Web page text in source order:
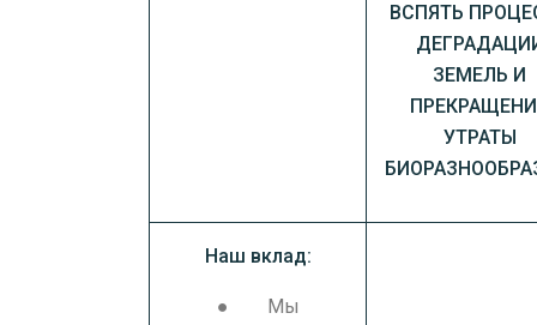
ВСПЯТЬ
ЗЕМЕЛЬ И
УТРАТЫ
Наш вклад:
● Мы